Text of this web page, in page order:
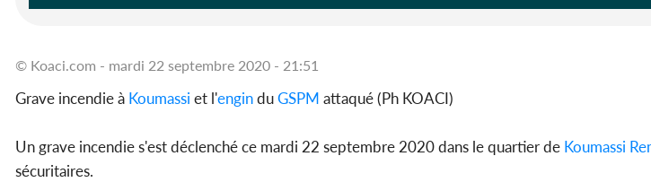
© Koaci.com - mardi 22 septembre 2020 - 21:51
Grave incendie à Koumassi et l'enginduGSPM attaqué (Ph KOACI)
Un grave incendie s'est déclenché ce mardi 22 septembre 2020 dans le quartier de Koumassi
sécuritaires.